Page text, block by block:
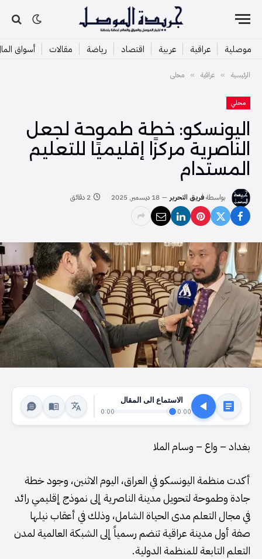
موصلية عراقية عربية اقتصاد رياضة مقالات أسواق
الرئيسية » عراقية » محلي
محلي
اليونسكو: خطة طموحة لجعل
الناصرية مركزًا إقليميًا للتعليم
المستدام
بواسطةفريق التحرير 18 ديسمبر, 2025 2 دقائق
الاستماع الى المقال
0:00
0:00
بغداد – واع – وسام الملا
أكدت منظمة اليونسكو في العراق، اليوم الاثنين، وجود خطة
جادة وطموحة لتحويل مدينة الناصرية إلى نموذج إقليمي رائد
في مجال التعلم مدى الحياة الشامل، وذلك في أعقاب نيلها
صفة أول مدينة عراقية تنضم رسمياً إلى الشبكة العالمية لمدن
التعلم التابعة للمنظمة الدولية.